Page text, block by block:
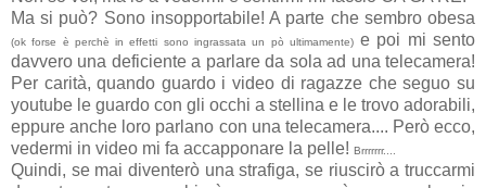
Ma si può? Sono insopportabile! A parte che sembro obesa
(ok forse è perchè in effetti sono ingrassata un pò ultimamente)e poi mi sento
davvero una deficiente a parlare da sola ad una telecamera!
Per carità, quando guardo i video di ragazze che seguo su
youtube le guardo con gli occhi a stellina e le trovo adorabili,
eppure anche loro parlano con una telecamera.... Però ecco,
vedermi in video mi fa accapponare la pelle! Brrrrrrr....
Quindi, se mai diventerò una strafiga, se riuscirò a truccarmi